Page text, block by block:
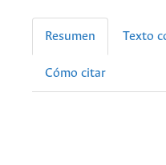
Resumen Texto
Cómo citar